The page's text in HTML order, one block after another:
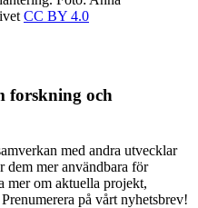
CC BY 4.0
forskning och
med andra utvecklar
dem mer användbara för
mer om aktuella projekt,
på vårt nyhetsbrev!